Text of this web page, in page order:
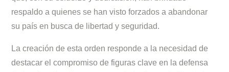
respaldo a quienes se han visto forzados a abandonar
su país en busca de libertad y seguridad.
La creación de esta orden responde a la necesidad de
destacar el compromiso de figuras clave en la defensa